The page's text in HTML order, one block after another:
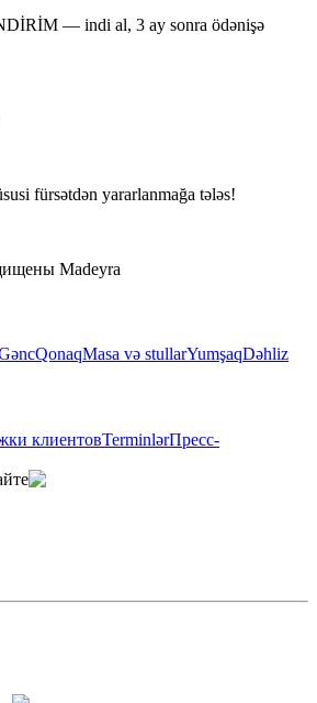
— indi al, 3 ay sonra ödənişə
fürsətdən yararlanmağa tələs!
Madeyra
QonaqMasa və stullarYumşaqDəhliz
клиентовTerminlərПресс-